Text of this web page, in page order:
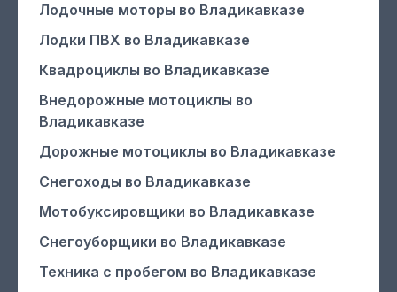
Лодочные моторы во Владикавказе
Лодки ПВХ во Владикавказе
Квадроциклы во Владикавказе
Внедорожные мотоциклы во
Владикавказе
Дорожные мотоциклы во Владикавказе
Снегоходы во Владикавказе
Мотобуксировщики во Владикавказе
Снегоуборщики во Владикавказе
Техника с пробегом во Владикавказе